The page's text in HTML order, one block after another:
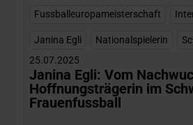
Fussballeuropameisterschaft
Janina Egli Nationalspielerin
25.07.2025
Janina Egli: Vom
Hoffnungsträgerin im
Frauenfussball